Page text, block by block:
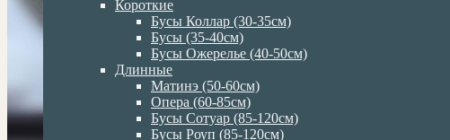
Короткие
Бусы Коллар (30-35см)
Бусы (35-40см)
Бусы Ожерелье (40-50см)
Длинные
Матинэ (50-60см)
Опера (60-85см)
Бусы Сотуар (85-120см)
Бусы Роуп (85-120см)